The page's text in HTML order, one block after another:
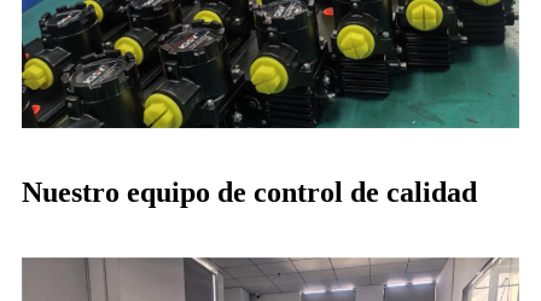
Nuestro equipo de control de calidad